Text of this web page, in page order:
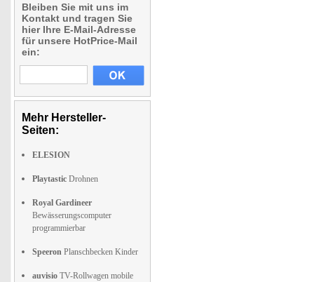
Bleiben Sie mit uns im
Kontakt und tragen Sie
hier Ihre E-Mail-Adresse
für unsere HotPrice-Mail
ein:
Mehr Hersteller-
Seiten:
ELESION
Playtastic Drohnen
Royal Gardineer
Bewässerungscomputer
programmierbar
Speeron Planschbecken Kinder
auvisio TV-Rollwagen mobile